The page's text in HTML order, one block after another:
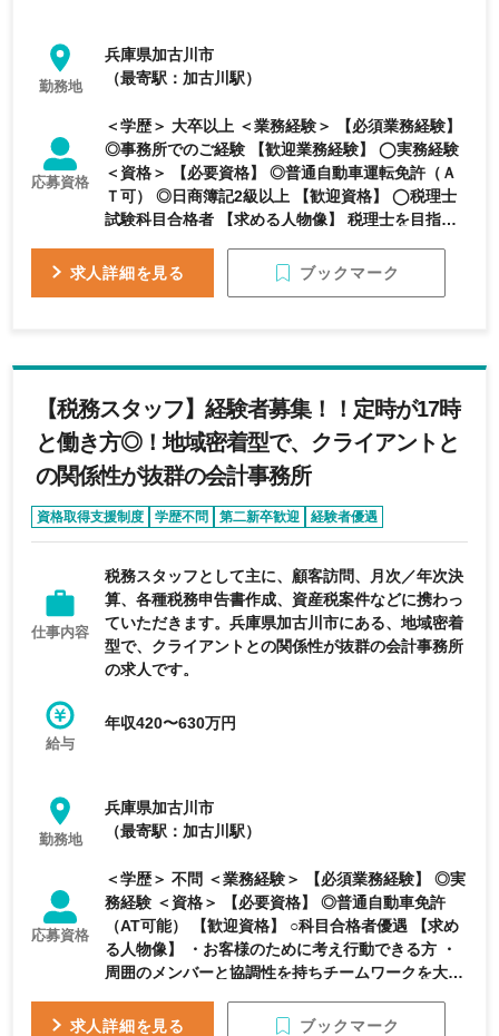
勤務地
兵庫県加古川市
（最寄駅：加古川駅）
応募資格
＜学歴＞ 大卒以上 ＜業務経験＞ 【必須業務経験】
◎事務所でのご経験 【歓迎業務経験】 ◯実務経験
＜資格＞ 【必要資格】 ◎普通自動車運転免許（Ａ
Ｔ可） ◎日商簿記2級以上 【歓迎資格】 ◯税理士
試験科目合格者 【求める人物像】 税理士を目指す
求人詳細を見る
ブックマーク
【税務スタッフ】経験者募集！！定時が17時
と働き方◎！地域密着型で、クライアントと
の関係性が抜群の会計事務所
資格取得支援制度 学歴不問 第二新卒歓迎
経験者優遇
基本定時退社
仕事内容
税務スタッフとして主に、顧客訪問、月次／年次決
算、各種税務申告書作成、資産税案件などに携わっ
ていただきます。兵庫県加古川市にある、地域密着
型で、クライアントとの関係性が抜群の会計事務所
の求人です。
給与
年収420〜630万円
勤務地
兵庫県加古川市
（最寄駅：加古川駅）
応募資格
＜学歴＞ 不問 ＜業務経験＞ 【必須業務経験】 ◎実
務経験 ＜資格＞ 【必要資格】 ◎普通自動車免許
（AT可能） 【歓迎資格】 ○科目合格者優遇 【求め
る人物像】 ・お客様のために考え行動できる方 ・
周囲のメンバーと協調性を持ちチームワークを大切
方
求人詳細を見る ブックマーク